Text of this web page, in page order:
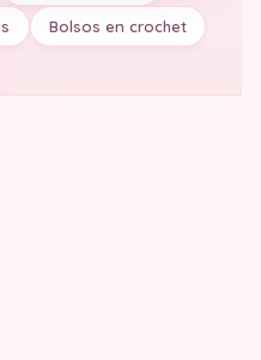
Bolsos en crochet